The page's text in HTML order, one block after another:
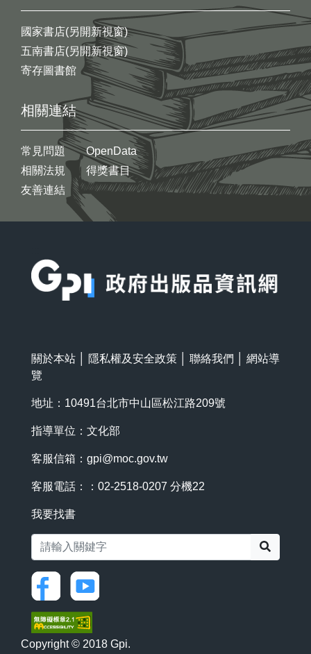
國家書店(另開新視窗)
五南書店(另開新視窗)
寄存圖書館
相關連結
常見問題
相關法規
友善連結
OpenData
得獎書目
關於本站 隱私權及安全政策 聯絡我們
網站導
覽
地址：10491台北市中山區松江路209號
指導單位：文化部
客服信箱： gpi@moc.gov.tw
客服電話：：02-2518-0207 分機22
我要找書
Copyright © 2018 Gpi.